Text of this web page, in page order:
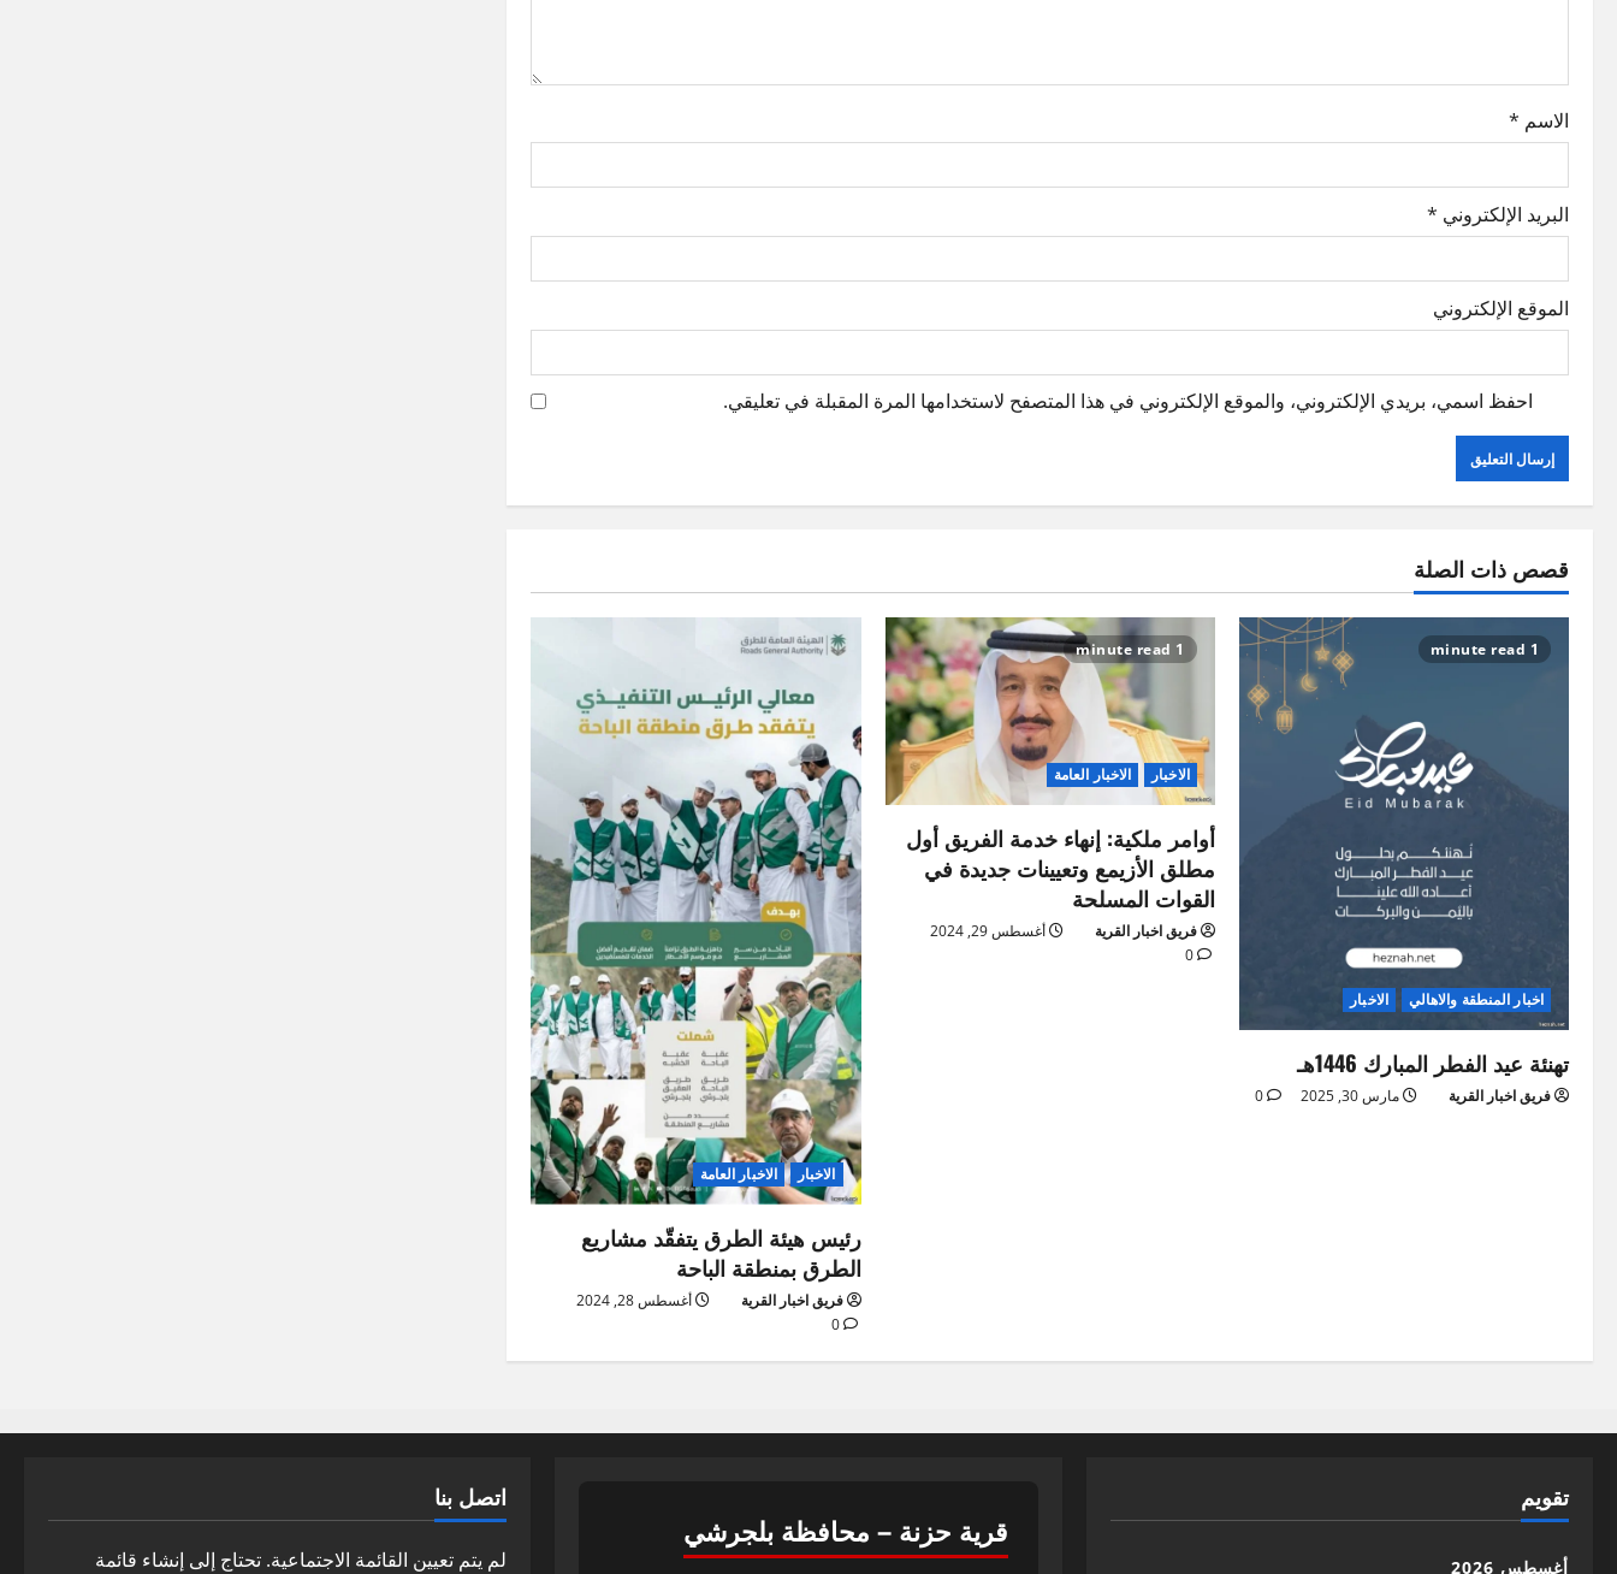
i
o
n
الاسم *
البريد الإلكتروني *
الموقع الإلكتروني
احفظ اسمي، بريدي الإلكتروني، والموقع الإلكتروني في هذا المتصفح لاستخدامها المرة المقبلة في تعليقي.
قصص ذات الصلة
1 minute read
اخبار المنطقة والاهالي الاخبار
تهنئة عيد الفطر المبارك 1446هـ
فريق اخبار القرية مارس 30, 2025 0
1 minute read
الاخبار الاخبار العامة
أوامر ملكية: إنهاء خدمة الفريق أول
مطلق الأزيمع وتعيينات جديدة في
القوات المسلحة
فريق اخبار القرية
أغسطس 29, 2024
0
الاخبار الاخبار العامة
رئيس هيئة الطرق يتفقّد مشاريع
الطرق بمنطقة الباحة
فريق اخبار القرية
أغسطس 28, 2024
0
تقويم
أغسطس 2026
قرية حزنة – محافظة بلجرشي
اتصل بنا
لم يتم تعيين القائمة الاجتماعية. تحتاج إلى إنشاء قائمة